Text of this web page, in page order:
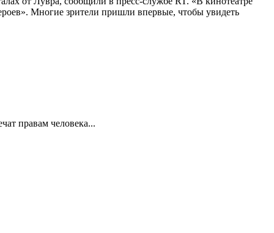
Многие зрители пришли впервые, чтобы увидеть
правам человека...